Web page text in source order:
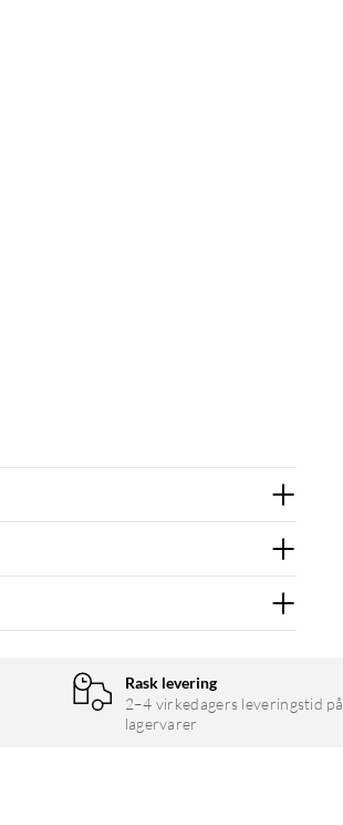
Rask levering
2–4 virkedagers leveringstid på
lagervarer